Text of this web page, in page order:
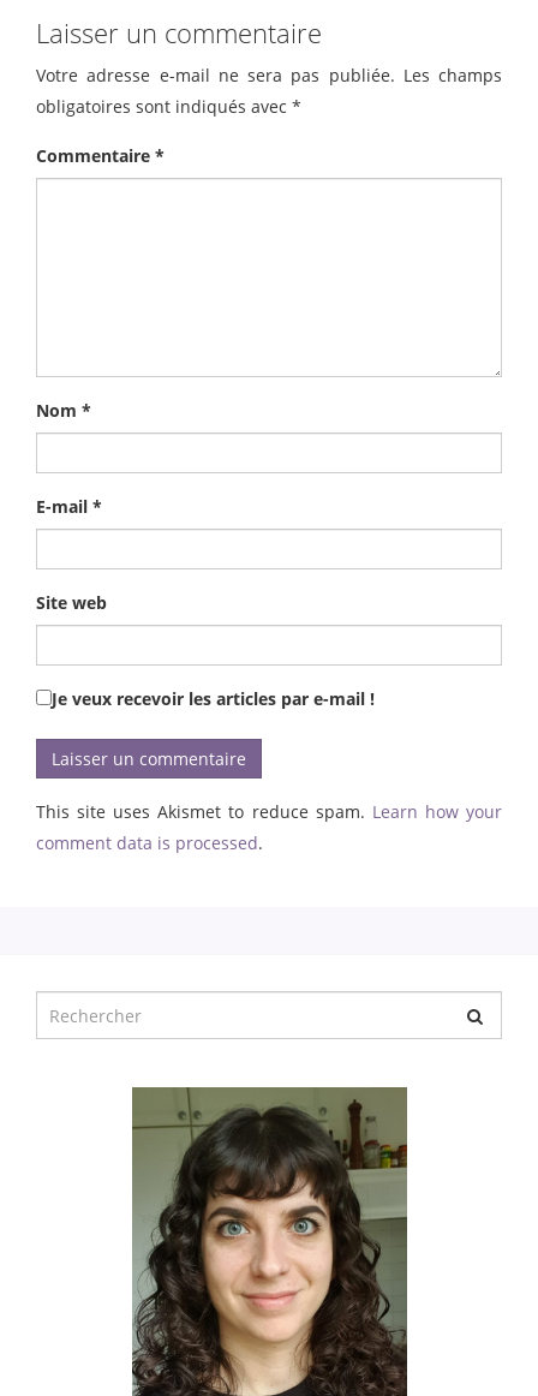
Laisser un commentaire
Votre adresse e-mail ne sera pas publiée. Les champs
obligatoires sont indiqués avec *
Commentaire *
Nom *
E-mail *
Site web
Je veux recevoir les articles par e-mail !
This site uses Akismet to reduce spam. Learn how your
comment data is processed.
pour
: